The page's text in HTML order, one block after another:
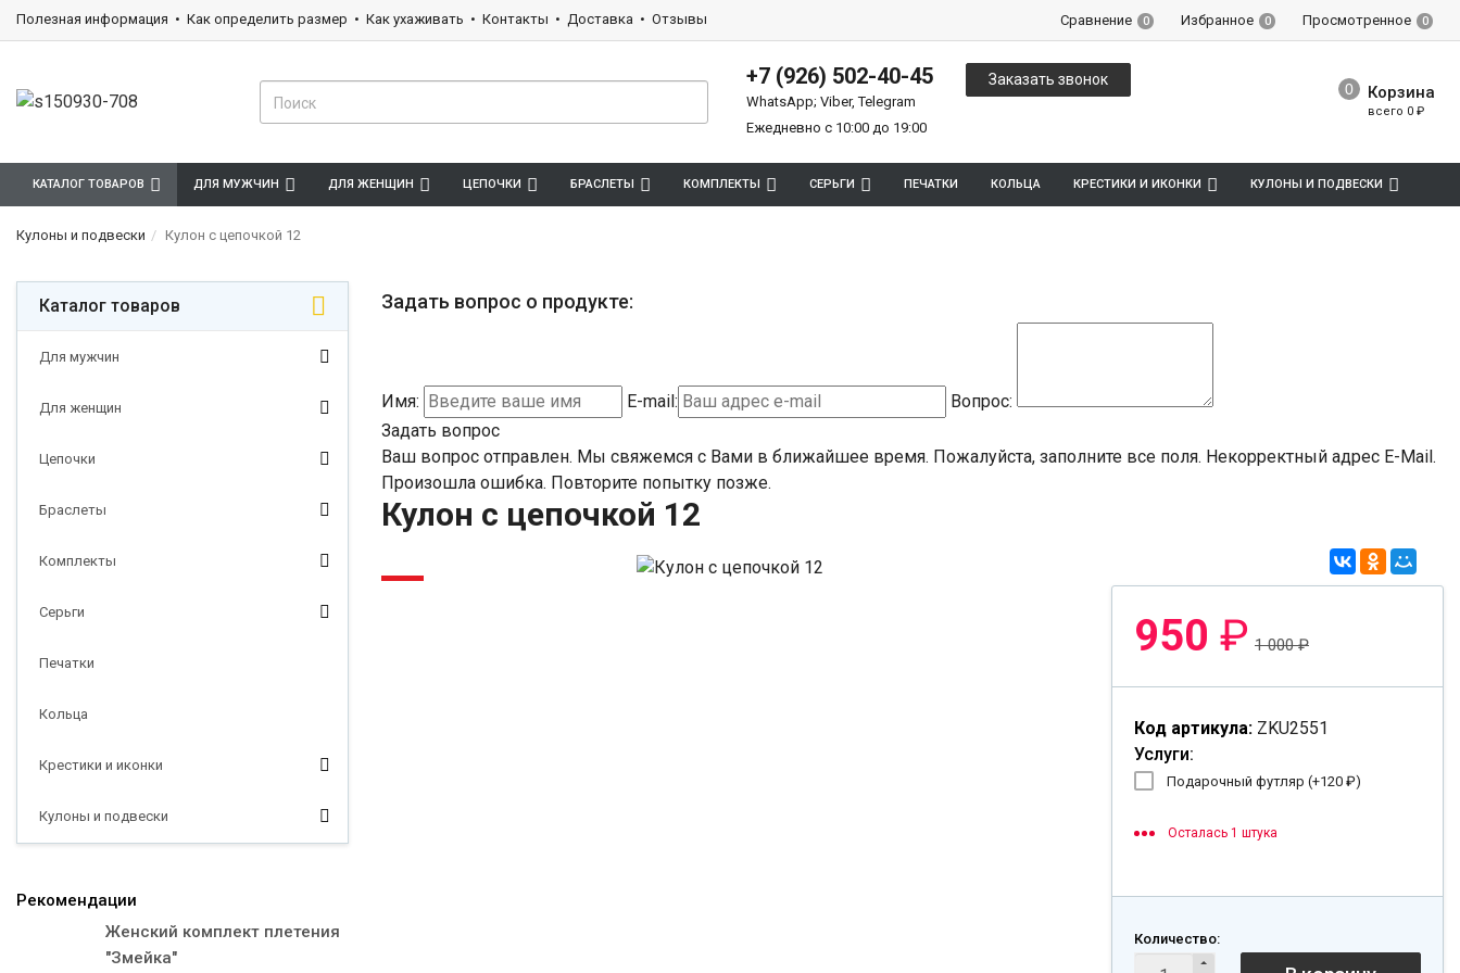
Полезная информация Как определить размер Как ухаживать Контакты Доставка Отзывы Сравнение 0 Избранное 0 Просмотренное 0
+7 (926) 502-40-45
WhatsApp; Viber, Telegram
Ежедневно с 10:00 до 19:00
Заказать звонок
Корзина
всего 0 ₽
КАТАЛОГ ТОВАРОВ ДЛЯ МУЖЧИН ДЛЯ ЖЕНЩИН ЦЕПОЧКИ БРАСЛЕТЫ КОМПЛЕКТЫ СЕРЬГИ ПЕЧАТКИ КОЛЬЦА КРЕСТИКИ И ИКОНКИ КУЛОНЫ И ПОДВЕСКИ
Кулоны и подвески Кулон с цепочкой 12
Каталог товаров
Для мужчин
Для женщин
Цепочки
Браслеты
Комплекты
Серьги
Печатки
Кольца
Крестики и иконки
Кулоны и подвески
Рекомендации
Женский комплект плетения
"Змейка"
Задать вопрос о продукте:
Имя: E-mail:
Вопрос:
Задать вопрос
Ваш вопрос отправлен. Мы свяжемся с Вами в ближайшее время. Пожалуйста, заполните все поля. Некорректный адрес E-Mail.
Произошла ошибка. Повторите попытку позже.
Кулон с цепочкой 12
-5%
950 ₽ 1 000₽
Код артикула: ZKU2551
Услуги:
Подарочный футляр (+120 ₽)
Осталась 1 штука
Количество: